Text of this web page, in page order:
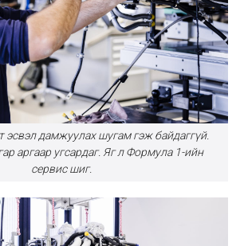
эсвэл дамжуулах шугам гэж байдаггүй.
аргаар угсардаг. Яг л Формула 1-ийн
сервис шиг.